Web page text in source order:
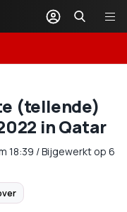
(tellende)
in Qatar
18:39 /Bijgewerkt op 6